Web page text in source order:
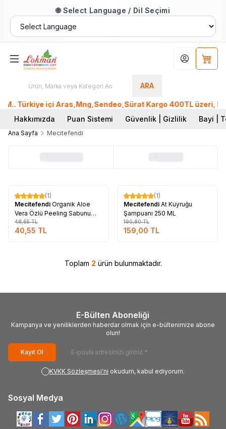
🌐 Select Language / Dil Seçimi
ARA
Hesabım
içi Aras,Mng,Sendeo,Sürat Kargo 400TL üzeri, Ptt
Hakkımızda
Puan Sistemi Güvenlik | Gizlilik Bayi |
Ana Sayfa Mecitefendi
%17
(1)
Mecitefendi Organik Aloe
Vera Özlü Peeling Sabunu
100 Gr
48,65TL
40,55 TL
%17
(1)
Mecitefendi At Kuyruğu
Şampuanı 250 ML
190,80TL
159,00 TL
Toplam 2 ürün bulunmaktadır.
E-Bülten Aboneliği
Kampanya ve yeniliklerden haberdar olmak için e-bültenimize abone
olun!
Kayıt Ol
KVKK Sözleşmesi'ni okudum, kabul ediyorum.
Sosyal Medya